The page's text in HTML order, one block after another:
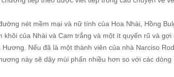
nét mềm mại và nữ tính của Hoa Nhài, Hồng
của Nhài và Cam trắng và một ít quyến rũ và
Hương. Nếu đã là một thành viên của nhà Narciso
hương này sẽ dậy mùi phấn nhiều hơn so với các